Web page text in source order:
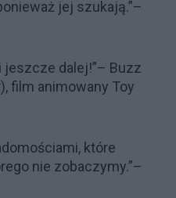
jej szukają.”–
jeszcze dalej!”– Buzz
film animowany Toy
które
nie zobaczymy.”–